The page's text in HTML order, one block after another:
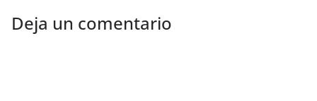
Deja un comentario